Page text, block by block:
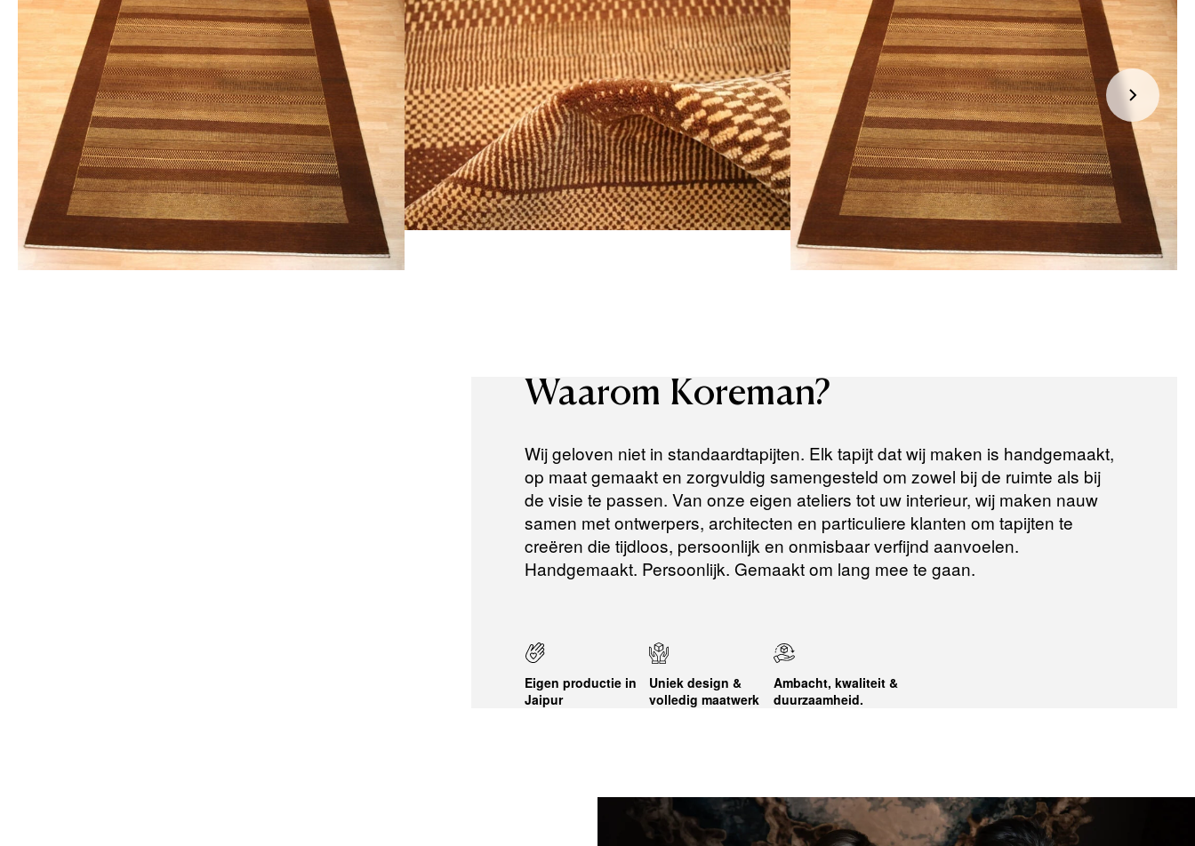
Levertijden:
Het artikel wordt gratis bij u thuis geleverd. Wij streven ernaar uw
bestelling binnen4 werkdagenbij u thuis te bezorgen.
Retourneren:
Het artikel wordt gratis bij u thuis geleverd. Mocht het niet passen en
u besluit het te retourneren, dan storten wij het aankoopbedrag zo
snel mogelijk terug, maar uiterlijkbinnen 14 dagen na herroeping
Voor meer informatie kunt u terecht op:
Waarom Koreman?
Wij geloven niet in standaardtapijten. Elk tapijt dat wij maken is handgemaakt,
op maat gemaakt en zorgvuldig samengesteld om zowel bij de ruimte als bij
de visie te passen. Van onze eigen ateliers tot uw interieur, wij maken nauw
samen met ontwerpers, architecten en particuliere klanten om tapijten te
creëren die tijdloos, persoonlijk en onmisbaar verfijnd aanvoelen.
Handgemaakt. Persoonlijk. Gemaakt om lang mee te gaan.
Eigen productie in
Jaipur
Uniek design &
volledig maatwerk
Ambacht, kwaliteit &
duurzaamheid.